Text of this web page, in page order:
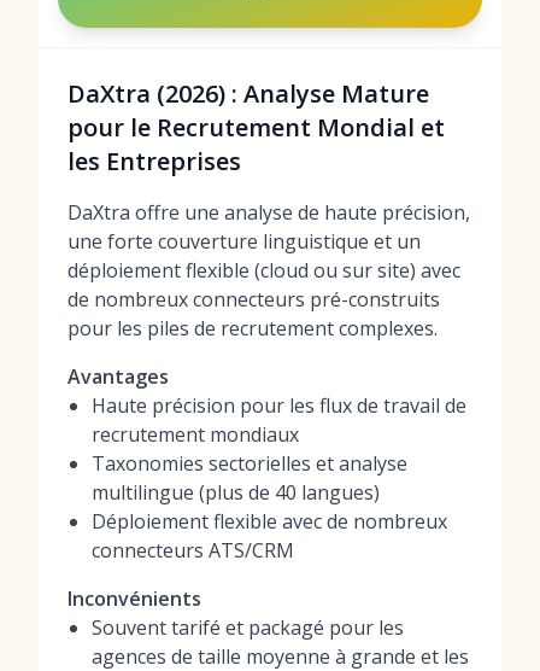
DaXtra (2026) : Analyse Mature
pour le Recrutement Mondial et
les Entreprises
DaXtra offre une analyse de haute précision,
une forte couverture linguistique et un
déploiement flexible (cloud ou sur site) avec
de nombreux connecteurs pré-construits
pour les piles de recrutement complexes.
Avantages
Haute précision pour les flux de travail de
recrutement mondiaux
Taxonomies sectorielles et analyse
multilingue (plus de 40 langues)
Déploiement flexible avec de nombreux
connecteurs ATS/CRM
Inconvénients
Souvent tarifé et packagé pour les
agences de taille moyenne à grande et les